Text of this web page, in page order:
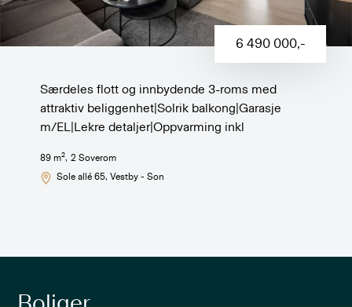
6 490 000,-
Særdeles flott og innbydende 3-roms med
attraktiv beliggenhet|Solrik balkong|Garasje
m/EL|Lekre detaljer|Oppvarming inkl
89 m2, 2 Soverom
Sole allé 65, Vestby - Son